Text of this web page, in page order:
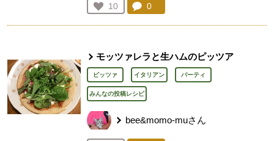
お気に入り登録：
10
人が登録
コメント：
0
モッツァレラと生ハムのピッツア
ピッツァ イタリアン パーティ
みんなの投稿レシピ
bee&momo-muさん